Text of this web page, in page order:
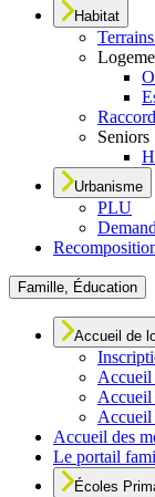
Habitat
Seniors
Urbanisme
PLU
Famille, Éducation
Accueil de
Accueil
Accueil
Accueil
Accueil des
Le portail
Écoles